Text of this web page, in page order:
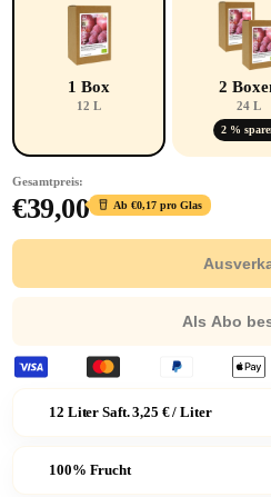
Vegan, fruchtig-frisch
und für
Nach dem Öffnen mindestens 3
1 Box
12 L
2
24 L
2 %
Gesamtpreis:
€39,00 Ab €0,17 pro Glas
Als Abo
12 Liter Saft. 3,25 € / Liter
100% Frucht